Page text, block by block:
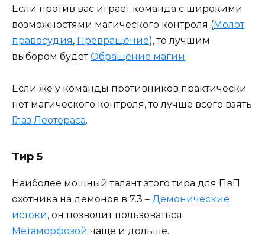
Если против вас играет команда с широкими
возможностями магического контроля (Молот
правосудия, Превращение), то лучшим
выбором будетОбращение магии.
Если же у команды противников практически
нет магического контроля, то лучше всего взять
Глаз Леотераса.
Тир 5
Наиболее мощный талант этого тира для ПвП
охотника на демонов в 7.3 – Демонические
истоки, он позволит пользоваться
Метаморфозой чаще и дольше.